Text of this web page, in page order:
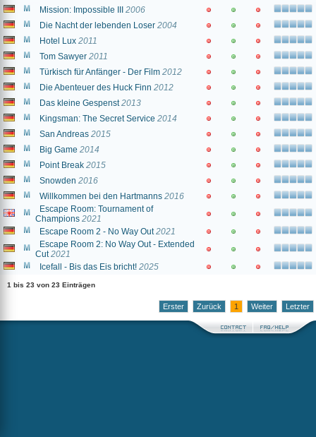
Mission: Impossible III
2006
Die Nacht der lebenden Loser 2004
Hotel Lux 2011
Tom Sawyer 2011
Türkisch für Anfänger - Der Film 2012
Die Abenteuer des Huck Finn 2012
Das kleine Gespenst 2013
Kingsman: The Secret Service 2014
San Andreas 2015
Big Game 2014
Point Break 2015
Snowden 2016
Willkommen bei den Hartmanns 2016
Escape Room: Tournament of
Champions 2021
Escape Room 2 - No Way Out 2021
Escape Room 2: No Way Out - Extended
Cut 2021
Icefall - Bis das Eis bricht! 2025
1 bis 23 von 23 Einträgen
Erster Zurück 1 Weiter Letzter